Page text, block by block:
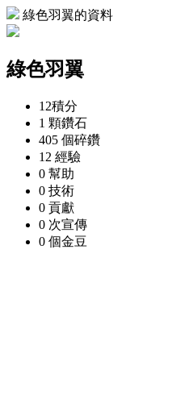
綠色羽翼的資料
綠色羽翼
12積分
1 顆鑽石
405 個碎鑽
12 經驗
0 幫助
0 技術
0 貢獻
0 次宣傳
0 個金豆